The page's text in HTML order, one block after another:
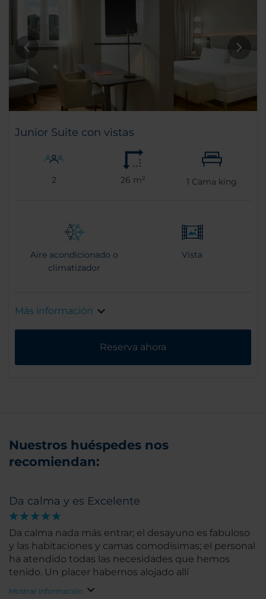
Junior Suite con vistas
2 26 m² 1 Cama king
Aire acondicionado o
climatizador
Vista
Más información
Reserva ahora
Nuestros huéspedes nos
recomiendan:
Da calma y es Excelente
Da calma nada más entrar; el desayuno es fabuloso
y las habitaciones y camas comodisimas; el personal
ha atendido todas las necesidades que hemos
tenido. Un placer habernos alojado allí
Mostrar información